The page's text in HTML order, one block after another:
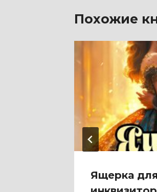
Похожие
Ящерка для